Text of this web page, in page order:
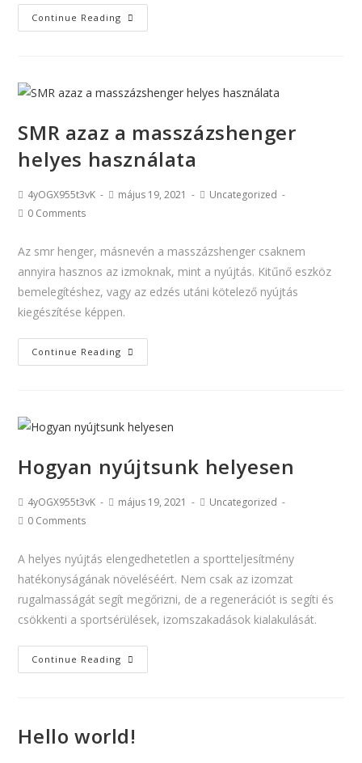
Continue Reading
SMR azaz a masszázshenger
helyes használata
4yOGX955t3vK május 19, 2021
Uncategorized
0 Comments
Az smr henger, másnevén a masszázshenger csaknem
annyira hasznos az izmoknak, mint a nyújtás. Kitűnő eszköz
bemelegítéshez, vagy az edzés utáni kötelező nyújtás
kiegészítése képpen.
Continue Reading
Hogyan nyújtsunk helyesen
4yOGX955t3vK május 19, 2021
Uncategorized
0 Comments
A helyes nyújtás elengedhetetlen a sportteljesítmény
hatékonyságának növeléséért. Nem csak az izomzat
rugalmasságát segít megőrizni, de a regenerációt is segíti és
csökkenti a sportsérülések, izomszakadások kialakulását.
Continue Reading
Hello world!